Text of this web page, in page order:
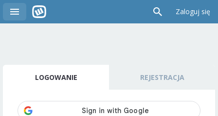
Zaloguj się
LOGOWANIE REJESTRACJA